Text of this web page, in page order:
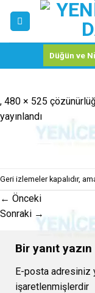
Düğün ve
, 480 × 525
yayınlandı
Geri izlemeler kapalıdır,
← Önceki
Sonraki →
Bir yanıt yazın
E-posta adresiniz
işaretlenmişlerdir